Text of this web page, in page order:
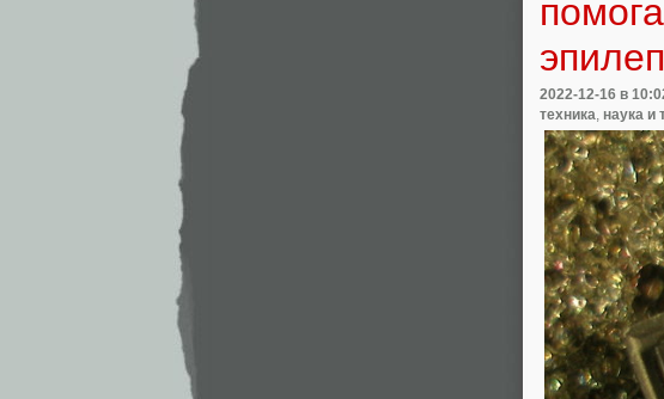
2022-12-16 в
техника наука и